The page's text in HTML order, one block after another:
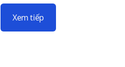
Xem tiếp